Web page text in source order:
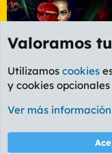
Foro Informática y
Cookies
PL
Valoramos
Utilizamos cookies
y cookies
Ver más